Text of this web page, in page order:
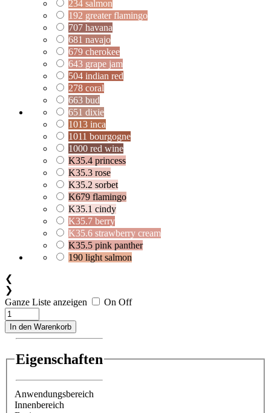
234 salmon
192 greater flamingo
707 havana
681 navajo
679 cherokee
643 grape jam
504 indian red
278 coral
663 bud
651 dixie
1013 inca
1011 bourgogne
1000 red wine
K35.4 princess
K35.3 rose
K35.2 sorbet
K679 flamingo
K35.1 cindy
K35.7 berry
K35.6 strawberry cream
K35.5 pink panther
190 light salmon
❮
❯
Ganze Liste anzeigen
On Off
In den Warenkorb
Eigenschaften
Anwendungsbereich
Innenbereich